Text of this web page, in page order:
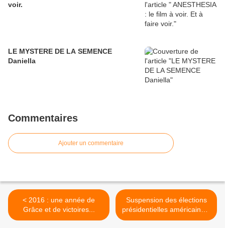
voir.
LE MYSTERE DE LA SEMENCE
Daniella
Commentaires
Ajouter un commentaire
< 2016 : une année de
Grâce et de victoires...
Suspension des élections
présidentielles américaines*
: une vision de Glenda